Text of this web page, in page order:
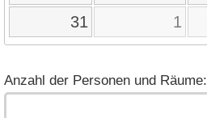
31
1
Anzahl der Personen und Räume: